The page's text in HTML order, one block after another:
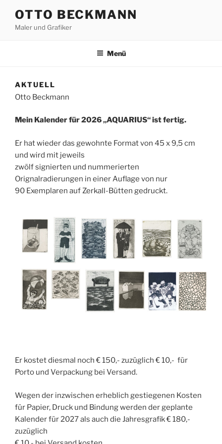
Inhalt
springen
OTTO BECKMANN
Maler und Grafiker
Menü
AKTUELL
Otto Beckmann
Mein Kalender für 2026 „AQUARIUS“ ist fertig.
Er hat wieder das gewohnte Format von 45 x 9,5 cm
und wird mit jeweils
zwölf signierten und nummerierten
Orignalradierungen in einer Auflage von nur
90 Exemplaren auf Zerkall-Bütten gedruckt.
Er kostet diesmal noch € 150,- zuzüglich € 10,- für
Porto und Verpackung bei Versand.
Wegen der inzwischen erheblich gestiegenen Kosten
für Papier, Druck und Bindung werden der geplante
Kalender für 2027 als auch die Jahresgrafik € 180,-
zuzüglich